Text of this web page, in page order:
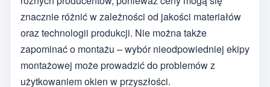
znacznie różnić w zależności od jakości materiałów
oraz technologii produkcji. Nie można także
zapominać o montażu – wybór nieodpowiedniej ekipy
montażowej może prowadzić do problemów z
użytkowaniem okien w przyszłości.